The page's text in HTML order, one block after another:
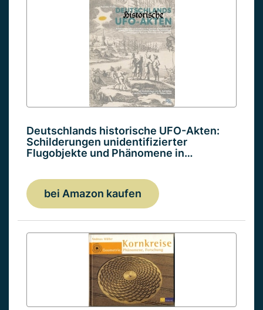
Deutschlands historische UFO-Akten:
Schilderungen unidentifizierter
Flugobjekte und Phänomene in…
bei Amazon kaufen